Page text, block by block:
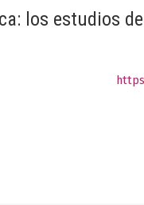
los estudios